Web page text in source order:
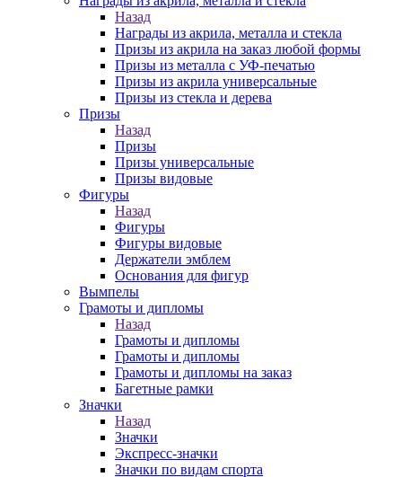
Назад
Награды из акрила, металла и стекла
Призы из акрила на заказ любой формы
Призы из металла с УФ-печатью
Призы из акрила универсальные
Призы из стекла и дерева
Призы
Назад
Призы
Призы универсальные
Призы видовые
Фигуры
Назад
Фигуры
Фигуры видовые
Держатели эмблем
Основания для фигур
Вымпелы
Грамоты и дипломы
Назад
Грамоты и дипломы
Грамоты и дипломы
Грамоты и дипломы на заказ
Багетные рамки
Значки
Назад
Значки
Экспресс-значки
Значки по видам спорта